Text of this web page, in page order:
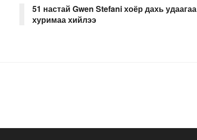
51 настай Gwen Stefani хоёр дахь удаагаа
хуримаа хийлээ